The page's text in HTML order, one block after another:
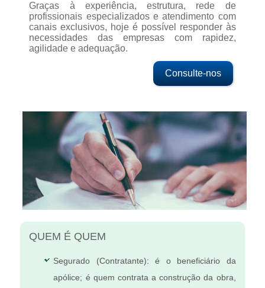
Graças à experiência, estrutura, rede de
profissionais especializados e atendimento com
canais exclusivos, hoje é possível responder às
necessidades das empresas com rapidez,
agilidade e adequação.
Consulte-nos
QUEM É QUEM
Segurado (Contratante): é o beneficiário da
apólice; é quem contrata a construção da obra,